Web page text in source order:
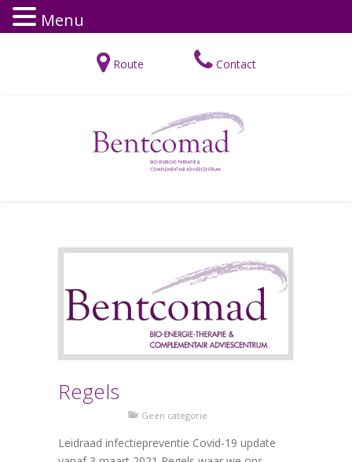
Route Contact
Regels
Geen categorie
Leidraad infectiepreventie Covid-19 update
Menu